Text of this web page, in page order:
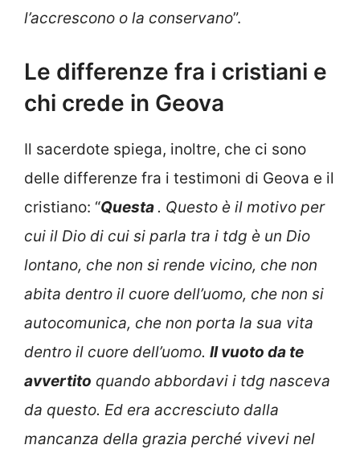
l’accrescono o la conservano”.
Le differenze fra i cristiani e
chi crede in Geova
Il sacerdote spiega, inoltre, che ci sono
delle differenze fra i testimoni di Geova e il
cristiano: “Questa. Questo è il motivo per
cui il Dio di cui si parla tra i tdg è un Dio
lontano, che non si rende vicino, che non
abita dentro il cuore dell’uomo, che non si
autocomunica, che non porta la sua vita
dentro il cuore dell’uomo. Il vuoto da te
avvertito quando abbordavi i tdg nasceva
da questo. Ed era accresciuto dalla
mancanza della grazia perché vivevi nel